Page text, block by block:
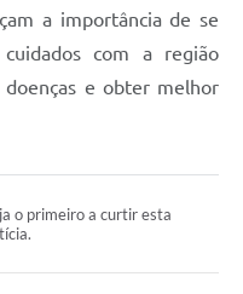
a importância de se
com a região
e obter melhor
o primeiro a curtir esta